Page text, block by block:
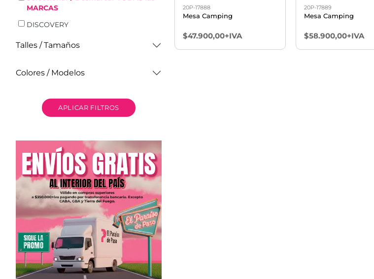
MARCAS
DISCOVERY
Talles / Tamaños
Colores / Modelos
APLICAR FILTROS
20P-17888
Mesa Camping
$47.900,00+IVA
20P-17889
Mesa Camping
$58.900,00+IVA